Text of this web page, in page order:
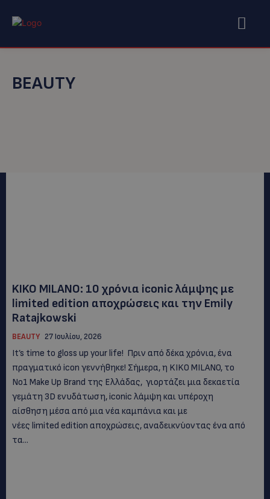
BEAUTY
KIKO MILANO: 10 χρόνια iconic λάμψης με
limited edition αποχρώσεις και την Emily
Ratajkowski
BEAUTY 27 Ιουλίου, 2026
It’s time to gloss up your life! Πριν από δέκα χρόνια, ένα
πραγματικό icon γεννήθηκε! Σήμερα, η KIKO MILANO, το
Νο1 Make Up Brand της Ελλάδας, γιορτάζει μια δεκαετία
γεμάτη 3D ενυδάτωση, iconic λάμψη και υπέροχη
αίσθηση μέσα από μια νέα καμπάνια και με
νέες limited edition αποχρώσεις, αναδεικνύοντας ένα από
τα...